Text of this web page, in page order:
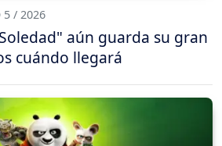
5 / 2026
aún guarda su gran
cuándo llegará